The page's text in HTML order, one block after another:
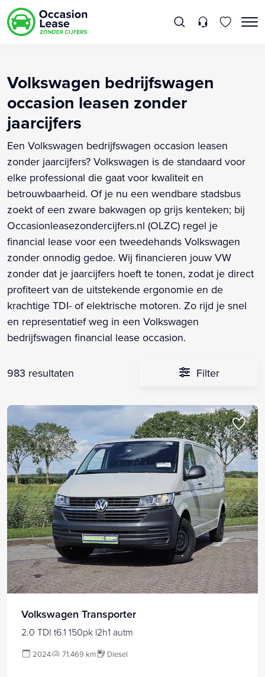
Volkswagen bedrijfswagen
occasion leasen zonder
jaarcijfers
Een Volkswagen bedrijfswagen occasion leasen
zonder jaarcijfers? Volkswagen is de standaard voor
elke professional die gaat voor kwaliteit en
betrouwbaarheid. Of je nu een wendbare stadsbus
zoekt of een zware bakwagen op grijs kenteken; bij
Occasionleasezondercijfers.nl (OLZC) regel je
financial lease voor een tweedehands Volkswagen
zonder onnodig gedoe. Wij financieren jouw VW
zonder dat je jaarcijfers hoeft te tonen, zodat je direct
profiteert van de uitstekende ergonomie en de
krachtige TDI- of elektrische motoren. Zo rijd je snel
en representatief weg in een Volkswagen
bedrijfswagen financial lease occasion.
983 resultaten Filter
Volkswagen Transporter
2.0 TDI t6.1 150pk l2h1 autm
2024 71.469 km Diesel